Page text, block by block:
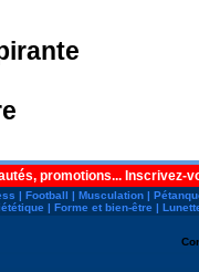
promotions... Inscrivez-
| Football | Musculation |
| Forme et bien-être |